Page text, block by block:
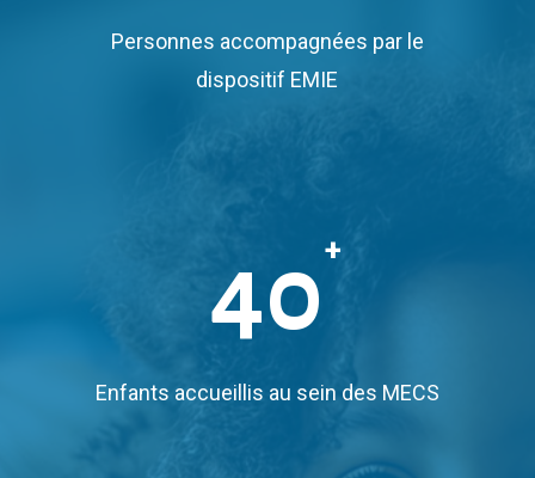
Personnes accompagnées par le
dispositif EMIE
40+
Enfants accueillis au sein des MECS